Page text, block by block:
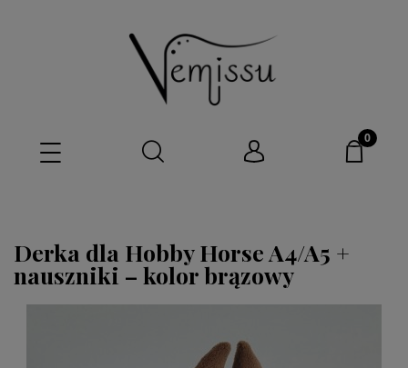
Derka dla Hobby Horse A4/A5 +
nauszniki – kolor brązowy